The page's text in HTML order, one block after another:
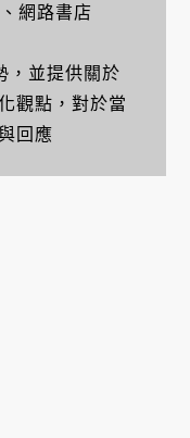
網路書店
，並提供關於
觀點，對於當
回應